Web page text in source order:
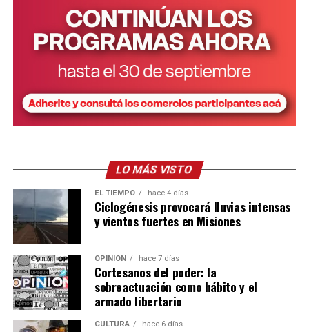
Corral junto a Passalacqua y Arrúa
Ver esta publicación en Instagram
LO MÁS VISTO
EL TIEMPO hace 4 días
Ciclogénesis provocará lluvias intensas
y vientos fuertes en Misiones
OPINIÓN hace 7 días
Cortesanos del poder: la
sobreactuación como hábito y el
armado libertario
CULTURA hace 6 días